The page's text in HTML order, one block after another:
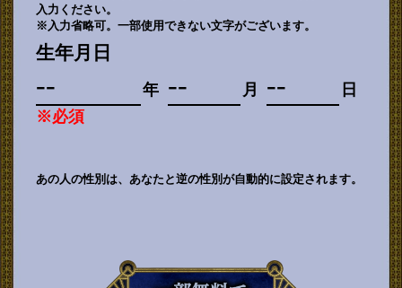
入力ください。
※入力省略可。一部使用できない文字がございます。
生年月日
年 月
日
※必須
あの人の性別は、あなたと逆の性別が自動的に設定されます。